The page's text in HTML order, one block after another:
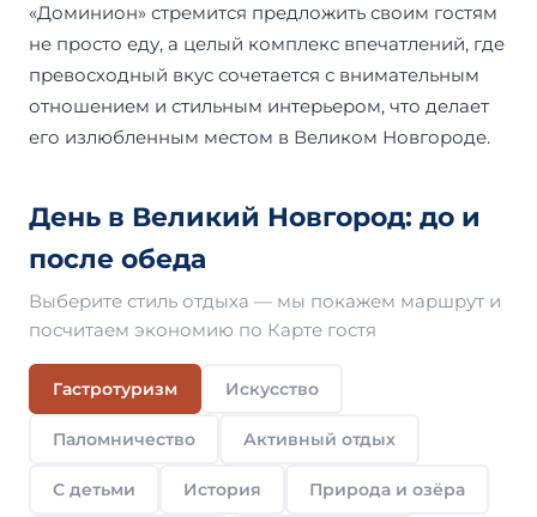
«Доминион» стремится предложить своим гостям
не просто еду, а целый комплекс впечатлений, где
превосходный вкус сочетается с внимательным
отношением и стильным интерьером, что делает
его излюбленным местом в Великом Новгороде.
День в Великий Новгород: до и
после обеда
Выберите стиль отдыха — мы покажем маршрут и
посчитаем экономию по Карте гостя
Гастротуризм Искусство
Паломничество Активный отдых
С детьми История Природа и озёра